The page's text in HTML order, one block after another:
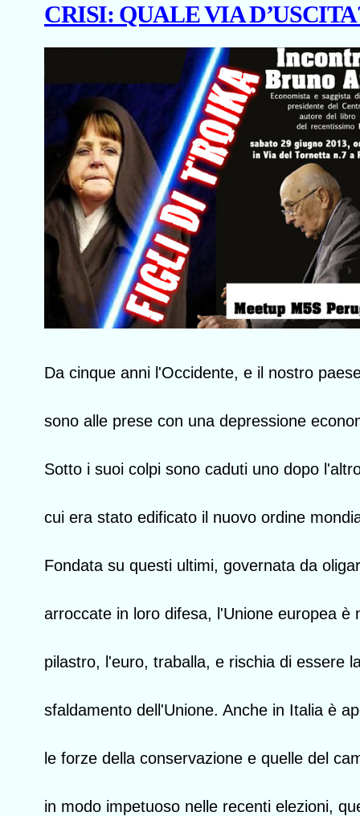
CRISI: QUALE VIA
Da cinque anni l'Occidente, e il nostro
sono alle prese con una depressione
Sotto i suoi colpi sono caduti uno dopo
cui era stato edificato il nuovo ordine
Fondata su questi ultimi, governata da
arroccate in loro difesa, l'Unione europea è
pilastro, l'euro, traballa, e rischia di essere
sfaldamento dell'Unione. Anche in Italia è
le forze della conservazione e quelle del
in modo impetuoso nelle recenti elezioni,